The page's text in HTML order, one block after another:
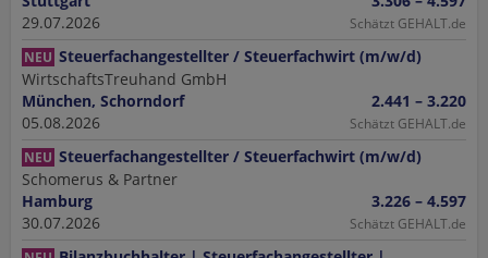
29.07.2026
Schätzt GEHALT.de
NEU Steuerfachangestellter / Steuerfachwirt (m/w/d)
WirtschaftsTreuhand GmbH
München, Schorndorf
05.08.2026
2.441 – 3.220
Schätzt GEHALT.de
NEU Steuerfachangestellter / Steuerfachwirt (m/w/d)
Schomerus & Partner
Hamburg
30.07.2026
3.226 – 4.597
Schätzt GEHALT.de